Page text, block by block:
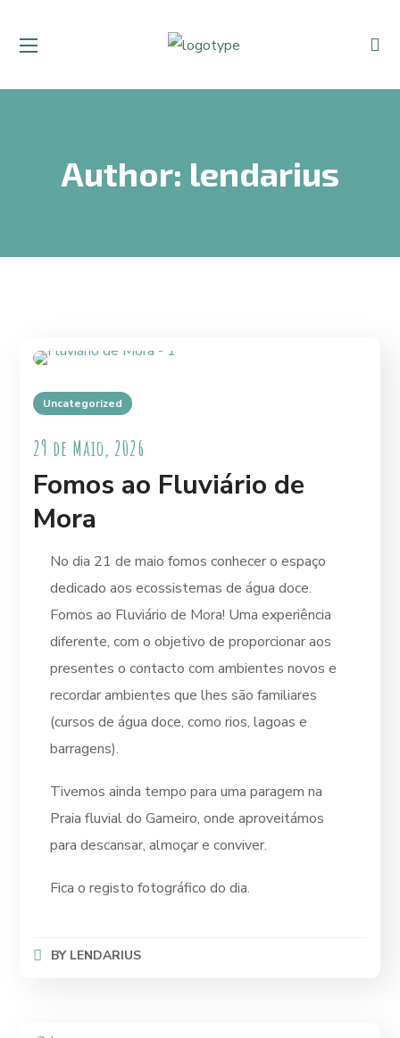
Author: lendarius
Uncategorized
29 de Maio, 2026
Fomos ao Fluviário de
Mora
No dia 21 de maio fomos conhecer o espaço
dedicado aos ecossistemas de água doce.
Fomos ao Fluviário de Mora! Uma experiência
diferente, com o objetivo de proporcionar aos
presentes o contacto com ambientes novos e
recordar ambientes que lhes são familiares
(cursos de água doce, como rios, lagoas e
barragens).
Tivemos ainda tempo para uma paragem na
Praia fluvial do Gameiro, onde aproveitámos
para descansar, almoçar e conviver.
Fica o registo fotográfico do dia.
BY LENDARIUS